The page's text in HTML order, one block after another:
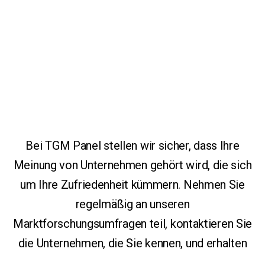
Bei TGM Panel stellen wir sicher, dass Ihre
Meinung von Unternehmen gehört wird, die sich
um Ihre Zufriedenheit kümmern. Nehmen Sie
regelmäßig an unseren
Marktforschungsumfragen teil, kontaktieren Sie
die Unternehmen, die Sie kennen, und erhalten